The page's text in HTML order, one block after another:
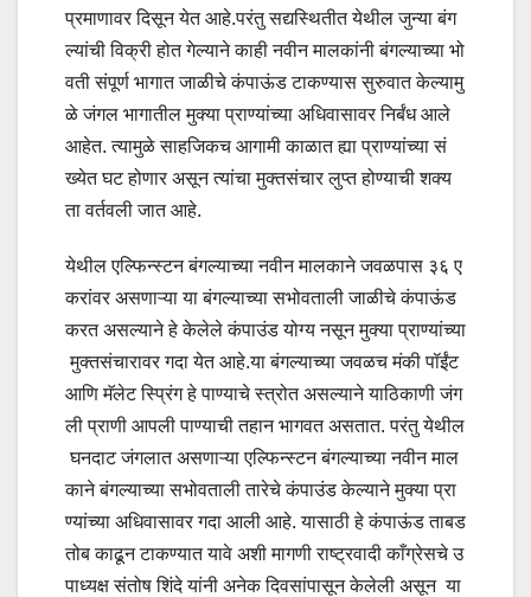
प्रमाणावर दिसून येत आहे.परंतु सद्यस्थितीत येथील जुन्या बंग
ल्यांची विक्री होत गेल्याने काही नवीन मालकांनी बंगल्याच्या भो
वती संपूर्ण भागात जाळीचे कंपाऊंड टाकण्यास सुरुवात केल्यामु
ळे जंगल भागातील मुक्या प्राण्यांच्या अधिवासावर निर्बंध आले
आहेत. त्यामुळे साहजिकच आगामी काळात ह्या प्राण्यांच्या सं
ख्येत घट होणार असून त्यांचा मुक्तसंचार लुप्त होण्याची शक्य
ता वर्तवली जात आहे.
येथील एल्फिन्स्टन बंगल्याच्या नवीन मालकाने जवळपास ३६ ए
करांवर असणाऱ्या या बंगल्याच्या सभोवताली जाळीचे कंपाऊंड
करत असल्याने हे केलेले कंपाउंड योग्य नसून मुक्या प्राण्यांच्या
मुक्तसंचारावर गदा येत आहे.या बंगल्याच्या जवळच मंकी पॉईंट
आणि मॅलेट स्प्रिंग हे पाण्याचे स्त्रोत असल्याने याठिकाणी जंग
ली प्राणी आपली पाण्याची तहान भागवत असतात. परंतु येथील
घनदाट जंगलात असणाऱ्या एल्फिन्स्टन बंगल्याच्या नवीन माल
काने बंगल्याच्या सभोवताली तारेचे कंपाउंड केल्याने मुक्या प्रा
ण्यांच्या अधिवासावर गदा आली आहे. यासाठी हे कंपाऊंड ताबड
तोब काढून टाकण्यात यावे अशी मागणी राष्ट्रवादी काँग्रेसचे उ
पाध्यक्ष संतोष शिंदे यांनी अनेक दिवसांपासून केलेली असून या